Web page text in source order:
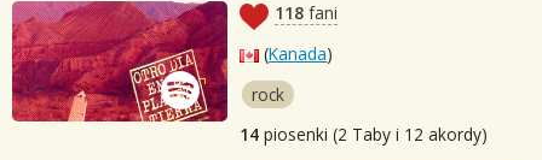
118 fani
(Kanada)
rock
14 piosenki (2 Taby i 12 akordy)